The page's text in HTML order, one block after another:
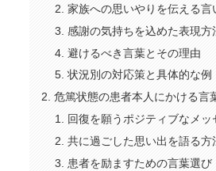
家族への思いやりを伝える言
感謝の気持ちを込めた表現方
避けるべき言葉とその理由
状況別の対応策と具体的な例
危篤状態の患者本人にかける言
回復を願うポジティブなメッ
共に過ごした思い出を語る方
患者を励ますための言葉選び